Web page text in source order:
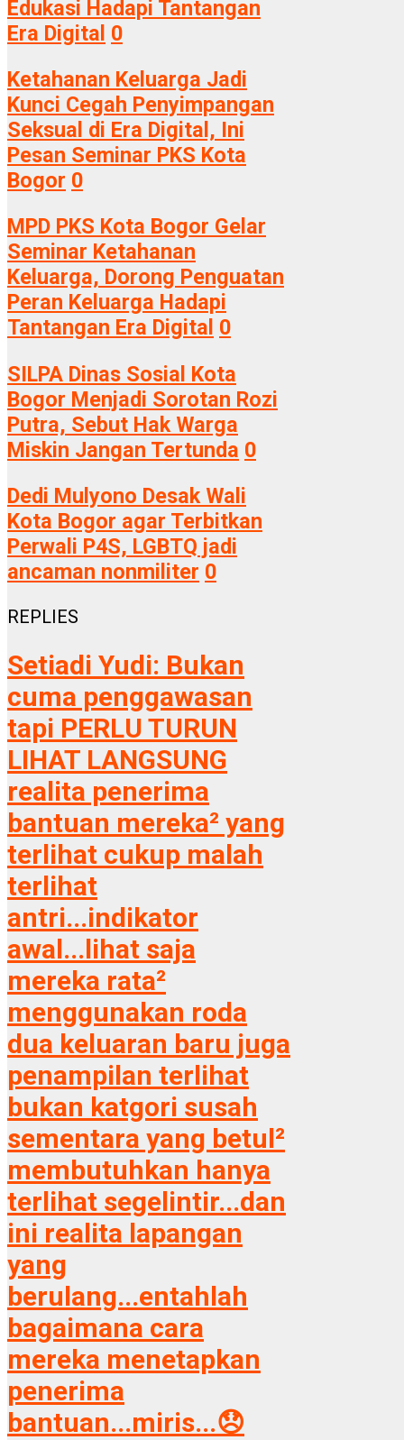
Edukasi Hadapi Tantangan
Era Digital 0
Ketahanan Keluarga Jadi
Kunci Cegah Penyimpangan
Seksual di Era Digital, Ini
Pesan Seminar PKS Kota
Bogor 0
MPD PKS Kota Bogor Gelar
Seminar Ketahanan
Keluarga, Dorong Penguatan
Peran Keluarga Hadapi
Tantangan Era Digital 0
SILPA Dinas Sosial Kota
Bogor Menjadi Sorotan Rozi
Putra, Sebut Hak Warga
Miskin Jangan Tertunda 0
Dedi Mulyono Desak Wali
Kota Bogor agar Terbitkan
Perwali P4S, LGBTQ jadi
ancaman nonmiliter 0
REPLIES
Setiadi Yudi: Bukan
cuma penggawasan
tapi PERLU TURUN
LIHAT LANGSUNG
realita penerima
bantuan mereka² yang
terlihat cukup malah
terlihat
antri...indikator
awal...lihat saja
mereka rata²
menggunakan roda
dua keluaran baru juga
penampilan terlihat
bukan katgori susah
sementara yang betul²
membutuhkan hanya
terlihat segelintir...dan
ini realita lapangan
yang
berulang...entahlah
bagaimana cara
mereka menetapkan
penerima
bantuan...miris...😞